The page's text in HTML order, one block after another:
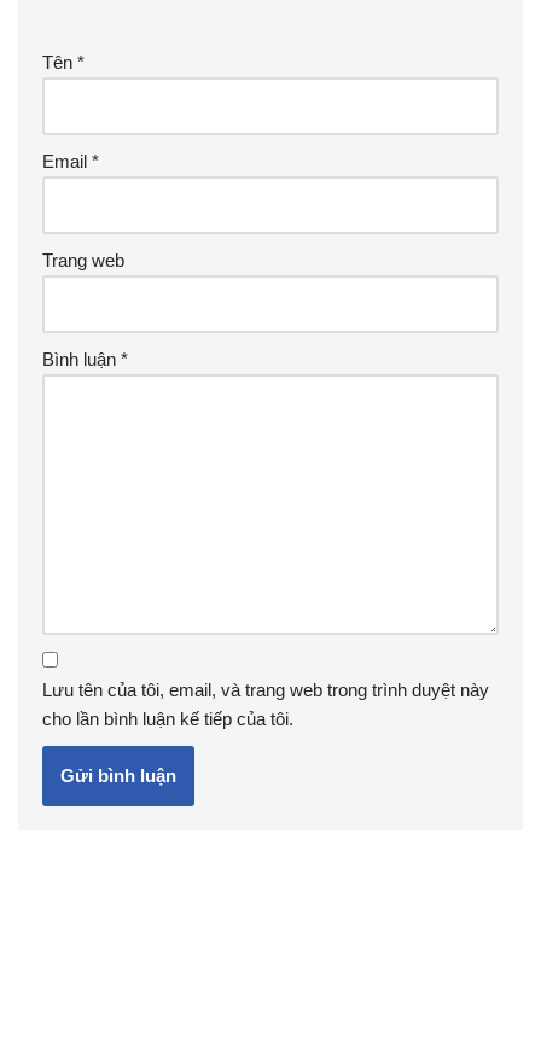
Tên *
Email *
Trang web
Bình luận *
Lưu tên của tôi, email, và trang web trong trình duyệt này
cho lần bình luận kế tiếp của tôi.